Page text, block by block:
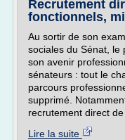
Recrutement
fonctionnels,
Au sortir de son
sociales du Sénat, le
son avenir
sénateurs : tout le
parcours
supprimé.
recrutement direct de
Lire la suite